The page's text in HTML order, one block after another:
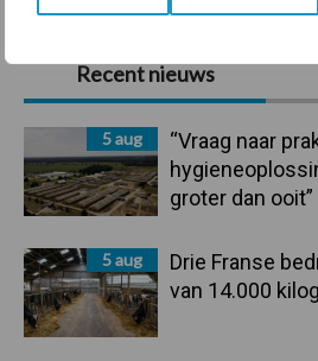
Primaire
Sidebar
Recent nieuws
5 aug
“Vraag naar
groter dan ooit”
5 aug
Drie Franse
van 14.000